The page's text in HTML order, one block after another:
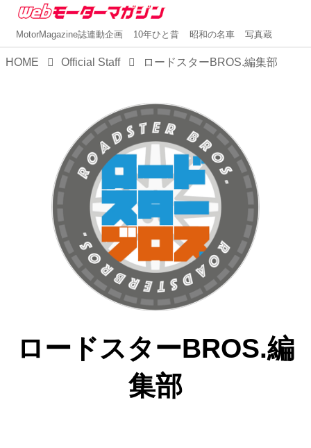
MotorMagazine誌連動企画 10年ひと昔 昭和の名車 写真蔵
HOME Official Staff ロードスターBROS.編集部
ロードスターBROS.編
集部